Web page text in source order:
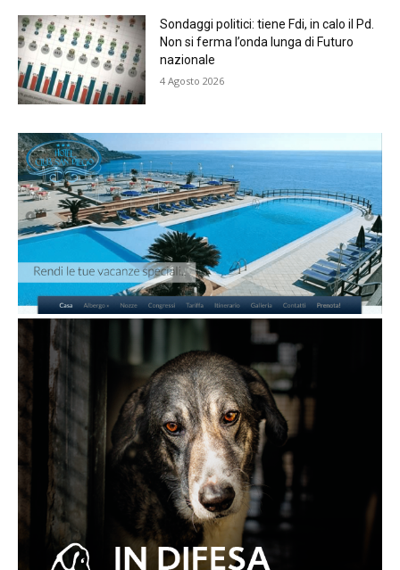
Sondaggi politici: tiene Fdi, in calo il Pd.
Non si ferma l’onda lunga di Futuro
nazionale
4 Agosto 2026